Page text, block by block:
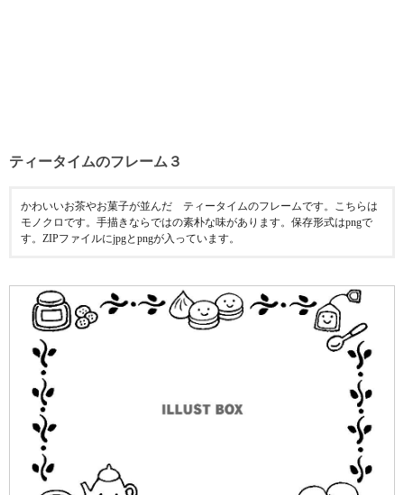
ティータイムのフレーム３
かわいいお茶やお菓子が並んだ ティータイムのフレームです。こちらは
モノクロです。手描きならではの素朴な味があります。保存形式はpngで
す。ZIPファイルにjpgとpngが入っています。